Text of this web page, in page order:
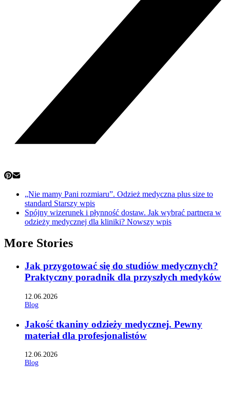
„Nie mamy Pani rozmiaru”. Odzież medyczna plus size to
standard Starszy wpis
Spójny wizerunek i płynność dostaw. Jak wybrać partnera w
odzieży medycznej dla kliniki? Nowszy wpis
More Stories
Jak przygotować się do studiów medycznych?
Praktyczny poradnik dla przyszłych medyków
12.06.2026
Blog
Jakość tkaniny odzieży medycznej. Pewny
materiał dla profesjonalistów
12.06.2026
Blog